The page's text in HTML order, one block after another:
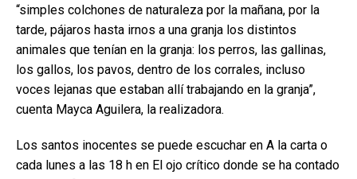
“simples colchones de naturaleza por la mañana, por la
tarde, pájaros hasta irnos a una granja los distintos
animales que tenían en la granja: los perros, las gallinas,
los gallos, los pavos, dentro de los corrales, incluso
voces lejanas que estaban allí trabajando en la granja”,
cuenta Mayca Aguilera, la realizadora.
Los santos inocentes se puede escuchar en A la carta o
cada lunes a las 18 h en El ojo crítico donde se ha contado